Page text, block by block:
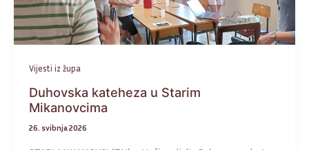
Vijesti iz župa
Duhovska kateheza u Starim
Mikanovcima
26. svibnja 2026